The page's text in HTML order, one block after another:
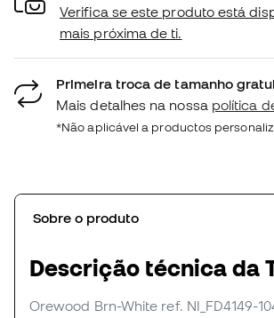
Verifica se este produto está
mais próxima de ti.
Primeira troca de tamanho
Mais detalhes na nossa política
*Não aplicável a productos
Sobre o produto
Descrição técnica da
Orewood Brn-White ref. NI_FD4149-